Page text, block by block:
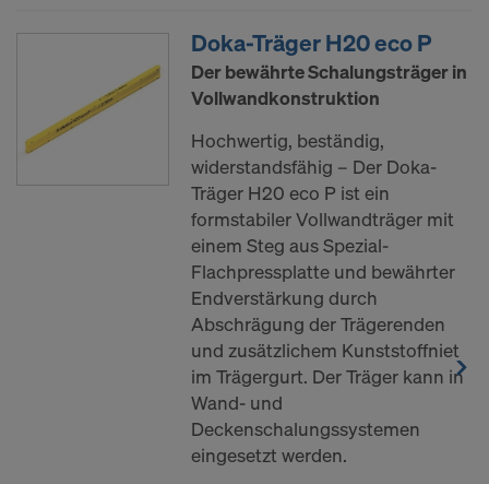
Doka-Träger H20 eco P
Der bewährte Schalungsträger in
Vollwandkonstruktion
Hochwertig, beständig,
widerstandsfähig – Der Doka-
Träger H20 eco P ist ein
formstabiler Vollwandträger mit
einem Steg aus Spezial-
Flachpressplatte und bewährter
Endverstärkung durch
Abschrägung der Trägerenden
und zusätzlichem Kunststoffniet
im Trägergurt. Der Träger kann in
Wand- und
Deckenschalungssystemen
eingesetzt werden.